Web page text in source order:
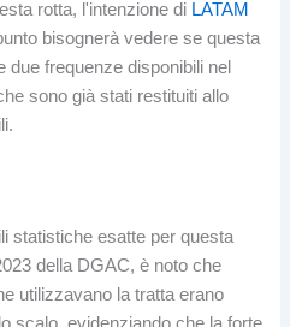
rotta, l'intenzione di LATAM
bisognerà vedere se questa
due frequenze disponibili nel
sono già stati restituiti allo
statistiche esatte per questa
della DGAC, è noto che
utilizzavano la tratta erano